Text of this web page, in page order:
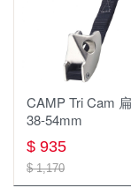
單件式防水外
防水背包
折疊睡墊
羽絨睡袋 蓋毯
刷毛睡袋 蓋
蜘蛛爐(分離
登頂爐(直立
效率系統爐
烤架
碗盤
餐廚配件
戶外傢俱週邊
工具鉗
打火棒 打火
戶外小物
車頂架
健行手套
保暖手套
技術防護手套
工作服
外套
衣服
CAMP Tri Cam
38-54mm
$ 935
$ 1,170